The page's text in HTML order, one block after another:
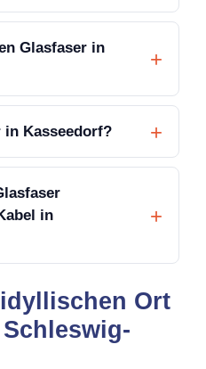
Glasfaser in
in Kasseedorf?
in
Ort